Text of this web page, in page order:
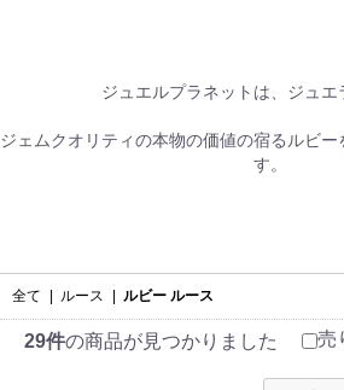
ジュエルプラネットは、ジュエ
ジェムクオリティの本物の価値の宿るルビー
す。
全て | ルース | ルビー ルース
29件の商品が見つかりました 売